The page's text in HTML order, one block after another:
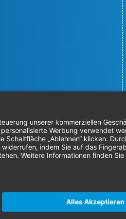
© 2026 Nordenta Handelsgesellschaft